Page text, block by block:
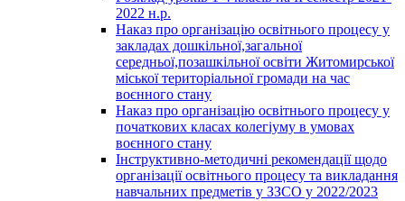
2022 н.р.
Наказ про організацію освітнього процесу у
закладах дошкільної,загальної
середньої,позашкільної освіти Житомирської
міської територіальної громади на час
воєнного стану
Наказ про організацію освітнього процесу у
початкових класах колегіуму в умовах
воєнного стану
Інструктивно-методичні рекомендації щодо
організації освітнього процесу та викладання
навчальних предметів у ЗЗСО у 2022/2023